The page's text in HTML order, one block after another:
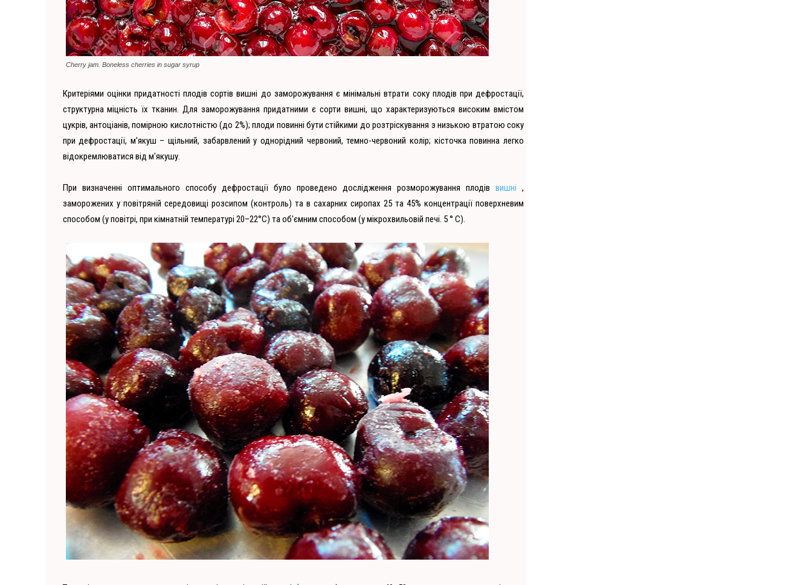
Cherry jam. Boneless cherries in sugar syrup
Критеріями оцінки придатності плодів сортів вишні до заморожування є мінімальні втрати соку плодів при дефростації,
структурна міцність їх тканин. Для заморожування придатними є сорти вишні, що характеризуються високим вмістом
цукрів, антоціанів, помірною кислотністю (до 2%); плоди повинні бути стійкими до розтріскування з низькою втратою соку
при дефростації, м'якуш – щільний, забарвлений у однорідний червоний, темно-червоний колір; кісточка повинна легко
відокремлюватися від м'якушу.
При визначенні оптимального способу дефростації було проведено дослідження розморожування плодіввишні ,
заморожених у повітряній середовищі розсипом (контроль) та в сахарних сиропах 25 та 45% концентрації поверхневим
способом (у повітрі, при кімнатній температурі 20–22°С) та об'ємним способом (у мікрохвильовій печі. 5 ° С).